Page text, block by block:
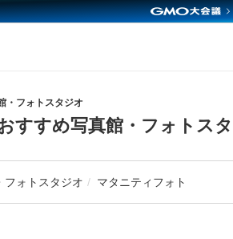
・フォトスタジオ
すすめ写真館・フォトス
フォトスタジオ マタニティフォト